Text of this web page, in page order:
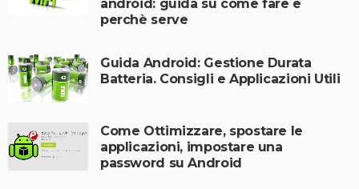
android: guida su come fare e
perchè serve
Guida Android: Gestione Durata
Batteria. Consigli e Applicazioni Utili
Come Ottimizzare, spostare le
applicazioni, impostare una
password su Android